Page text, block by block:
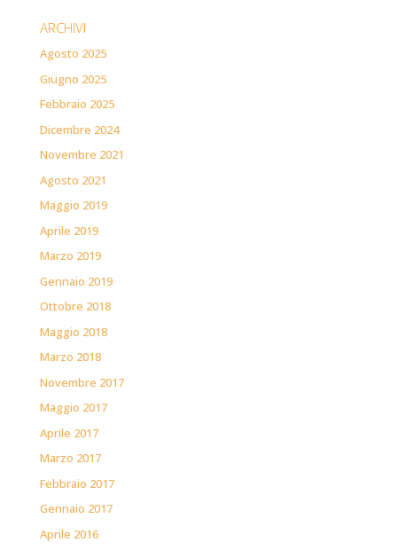
ARCHIVI
Agosto 2025
Giugno 2025
Febbraio 2025
Dicembre 2024
Novembre 2021
Agosto 2021
Maggio 2019
Aprile 2019
Marzo 2019
Gennaio 2019
Ottobre 2018
Maggio 2018
Marzo 2018
Novembre 2017
Maggio 2017
Aprile 2017
Marzo 2017
Febbraio 2017
Gennaio 2017
Aprile 2016